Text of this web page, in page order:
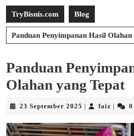
TryBisnis.com Blog
Panduan Penyimpanan Hasil Olahan
Panduan
Olahan yang Tepat
23 September 2025 23
2025
faiz faiz